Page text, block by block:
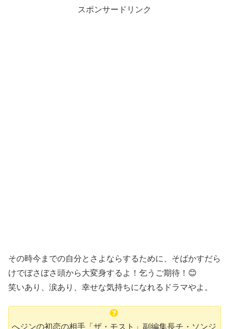
スポンサードリンク
その時今までの自分とさよならするために、そばかすだら
けでぼさぼさ頭から大変身するよ！乞うご期待！😊
笑いあり、涙あり、幸せな気持ちになれるドラマやよ。
へジンの初恋の相手「ザ・モスト」副編集長チ・ソンジ